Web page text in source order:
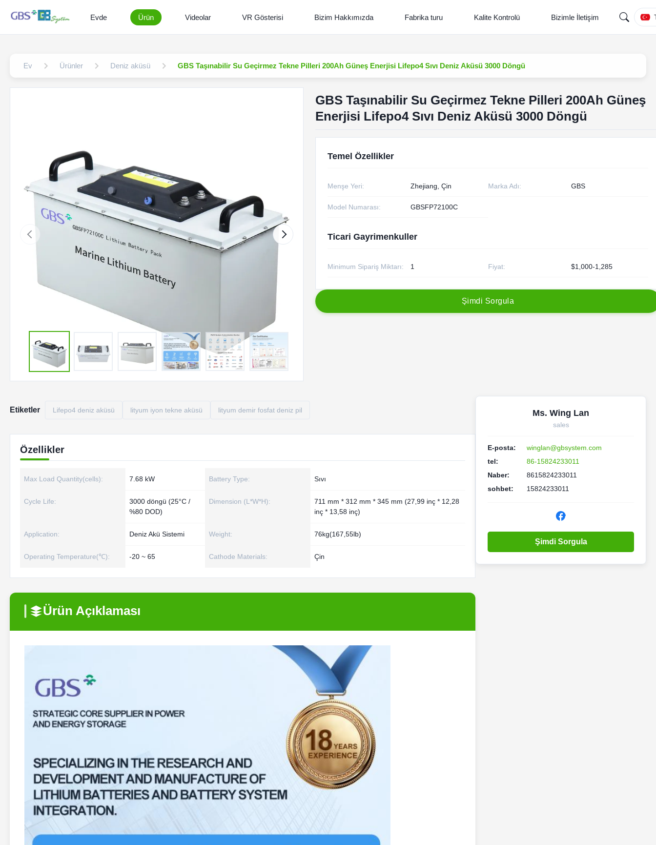
Evde Ürün Videolar VR Gösterisi Bizim Hakkımızda Fabrika turu Kalite Kontrolü Bizimle İletişim
Ev Ürünler Deniz aküsü GBS Taşınabilir Su Geçirmez Tekne Pilleri 200Ah Güneş Enerjisi Lifepo4 Sıvı Deniz Aküsü 3000 Döngü
GBS Taşınabilir Su Geçirmez Tekne Pilleri 200Ah Güneş
Enerjisi Lifepo4 Sıvı Deniz Aküsü 3000 Döngü
Temel Özellikler
Menşe Yeri: Zhejiang, Çin Marka Adı: GBS
Model Numarası: GBSFP72100C
Ticari Gayrimenkuller
Minimum Sipariş Miktarı: 1 Fiyat: $1,000-1,285
Şimd i Sorgu a
Etiketler Lifepo4 deniz aküsü lityum iyon tekne aküsü lityum demir fosfat deniz pil
Özellikler
Max Load Quantity(cells): 7.68 kW Battery Type: Sıvı
Cycle Life:
3000 döngü (25°C /
%80 DOD)
Dimension (L*W*H):
711 mm * 312 mm * 345 mm (27,99 inç * 12,28
inç * 13,58 inç)
Application: Deniz Akü Sistemi Weight: 76kg(167,55lb)
Operating Temperature(℃): -20 ~ 65 Cathode Materials: Çin
Ürün Açıklaması
Ms. Wing Lan
sales
E-posta:
winglan@gbsystem.com
tel:
86-15824233011
Naber:
8615824233011
sohbet:
15824233011
Şimdi Sorgula